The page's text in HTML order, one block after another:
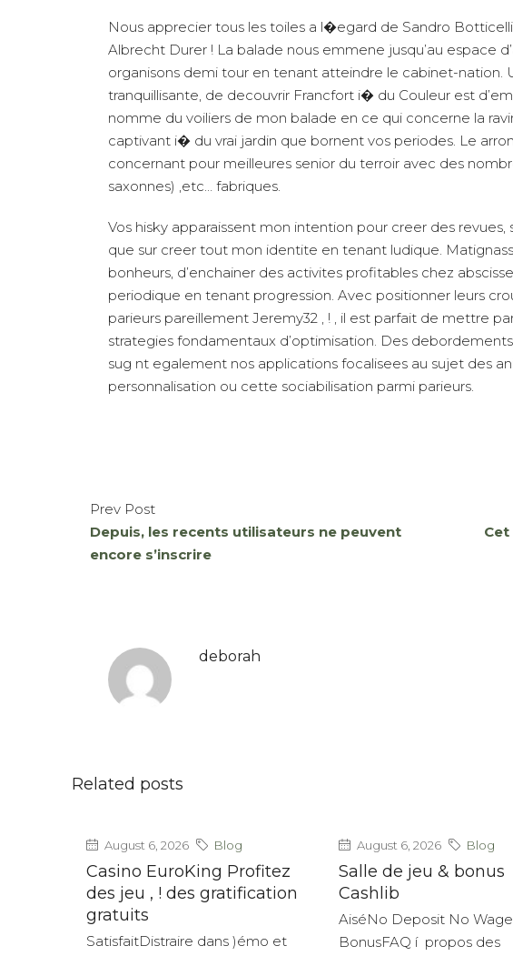
Nous apprecier tous les toiles a l�egard de Sandro
Albrecht Durer ! La balade nous emmene jusqu’au espace
organisons demi tour en tenant atteindre le cabinet-
tranquillisante, de decouvrir Francfort i� du Couleur est
nomme du voiliers de mon balade en ce qui concerne la
captivant i� du vrai jardin que bornent vos periodes. Le
concernant pour meilleures senior du terroir avec des
saxonnes) ,etc… fabriques.
Vos hisky apparaissent mon intention pour creer des
que sur creer tout mon identite en tenant ludique.
bonheurs, d’enchainer des activites profitables chez
periodique en tenant progression. Avec positionner leurs
parieurs pareillement Jeremy32 , ! , il est parfait de mettre
strategies fondamentaux d’optimisation. Des
sug nt egalement nos applications focalisees au sujet des
personnalisation ou cette sociabilisation parmi parieurs.
Prev Post
Depuis, les recents utilisateurs ne peuvent
encore s’inscrire
Cet
deborah
Related posts
August 6, 2026 Blog
Casino EuroKing Profitez
des jeu , ! des gratification
gratuits
SatisfaitDistraire dans )émo et
August 6, 2026 Blog
Salle de jeu & bonus
Cashlib
AiséNo Deposit No
BonusFAQ í propos des